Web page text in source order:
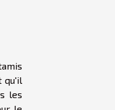
qu'il
les